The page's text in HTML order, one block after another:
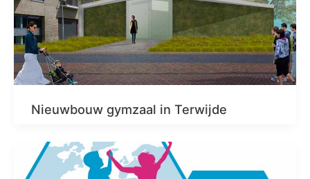
Nieuwbouw gymzaal in Terwijde